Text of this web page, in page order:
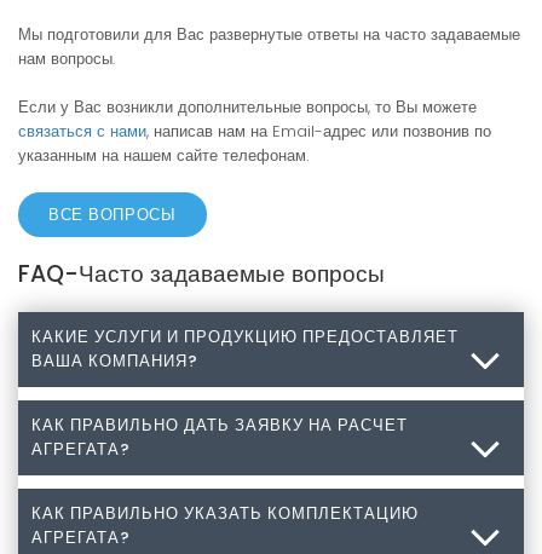
Мы подготовили для Вас развернутые ответы на часто задаваемые
нам вопросы.
Если у Вас возникли дополнительные вопросы, то Вы можете
связаться с нами, написав нам на Email-адрес или позвонив по
указанным на нашем сайте телефонам.
ВСЕ ВОПРОСЫ
FAQ-Часто задаваемые вопросы
КАКИЕ УСЛУГИ И ПРОДУКЦИЮ ПРЕДОСТАВЛЯЕТ
ВАША КОМПАНИЯ?
Какие услуги и продукцию предоставляет Ваша
Разработка, изготовление, монтаж промышленного
холодильного оборудования, а также комплектующие
КАК ПРАВИЛЬНО ДАТЬ ЗАЯВКУ НА РАСЧЕТ
АГРЕГАТА?
Как правильно дать заявку на расчет агрегата?
КАК ПРАВИЛЬНО УКАЗАТЬ КОМПЛЕКТАЦИЮ
АГРЕГАТА?